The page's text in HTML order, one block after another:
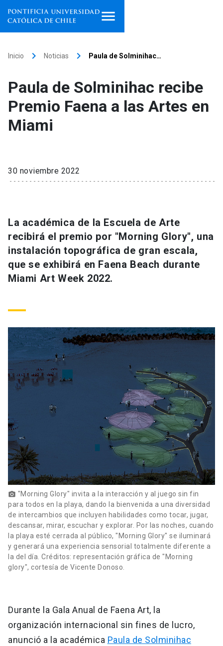
Facultades, escuelas e
institutos
Investigación
Extensión
Universidad
Información para keyboard_arrow_down
Futuros estudiantes
Académicos
Personal
Alumni
Padres y familia
Vecinos launch
Go to english site launch
Mi Cuenta UC launch
Correo UC launch
Mi Portal UC
Donaciones
Inicio keyboard_arrow_right Noticias keyboard_arrow_right Paula de Solminihac…
Paula de Solminihac recibe
Premio Faena a las Artes en
Miami
30 noviembre 2022
La académica de la Escuela de Arte
recibirá el premio por "Morning Glory", una
instalación topográfica de gran escala,
que se exhibirá en Faena Beach durante
Miami Art Week 2022.
photo_camera "Morning Glory" invita a la interacción y al juego sin fin
para todos en la playa, dando la bienvenida a una diversidad
de intercambios que incluyen habilidades como tocar, jugar,
descansar, mirar, escuchar y explorar. Por las noches, cuando
la playa esté cerrada al público, "Morning Glory" se iluminará
y generará una experiencia sensorial totalmente diferente a
la del día. Créditos: representación gráfica de "Morning
glory", cortesía de Vicente Donoso.
Durante la Gala Anual de Faena Art, la
organización internacional sin fines de lucro,
anunció a la académica Paula de Solminihac